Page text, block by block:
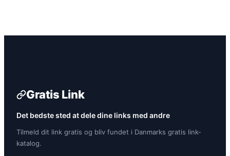
Gratis Link
Det bedste sted at dele dine links med andre
Tilmeld dit link gratis og bliv fundet i Danmarks gratis link-
katalog.